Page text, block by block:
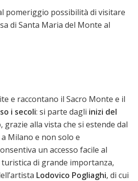
pomeriggio possibilità di visitare
di Santa Maria del Monte al
e raccontano il Sacro Monte e il
i secoli: si parte dagli inizi del
grazie alla vista che si estende dal
Milano e non solo e
un accesso facile al
di grande importanza,
Lodovico Pogliaghi, di cui